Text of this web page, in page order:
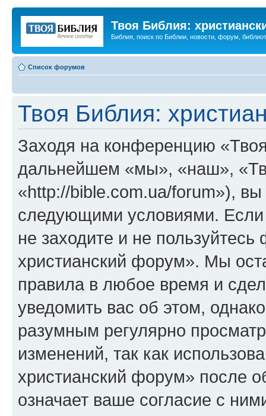
Твоя Библия:
Библия, поиск по Библии, новости, форум,
Список форумов
Твоя Библия:
Заходя на конференцию
дальнейшем «мы», «наш»,
«http://bible.com.ua/forum»),
следующими условиями.
не заходите и не
христианский форум». Мы
правила в любое время и
уведомить вас об этом,
разумным регулярно
изменений, так как
христианский форум» после
означает ваше согласие с